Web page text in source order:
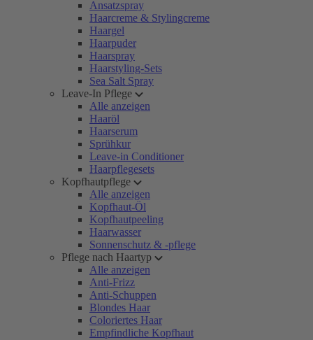
Ansatzspray
Haarcreme & Stylingcreme
Haargel
Haarpuder
Haarspray
Haarstyling-Sets
Sea Salt Spray
Leave-In Pflege
Alle anzeigen
Haaröl
Haarserum
Sprühkur
Leave-in Conditioner
Haarpflegesets
Kopfhautpflege
Alle anzeigen
Kopfhaut-Öl
Kopfhautpeeling
Haarwasser
Sonnenschutz & -pflege
Pflege nach Haartyp
Alle anzeigen
Anti-Frizz
Anti-Schuppen
Blondes Haar
Coloriertes Haar
Empfindliche Kopfhaut